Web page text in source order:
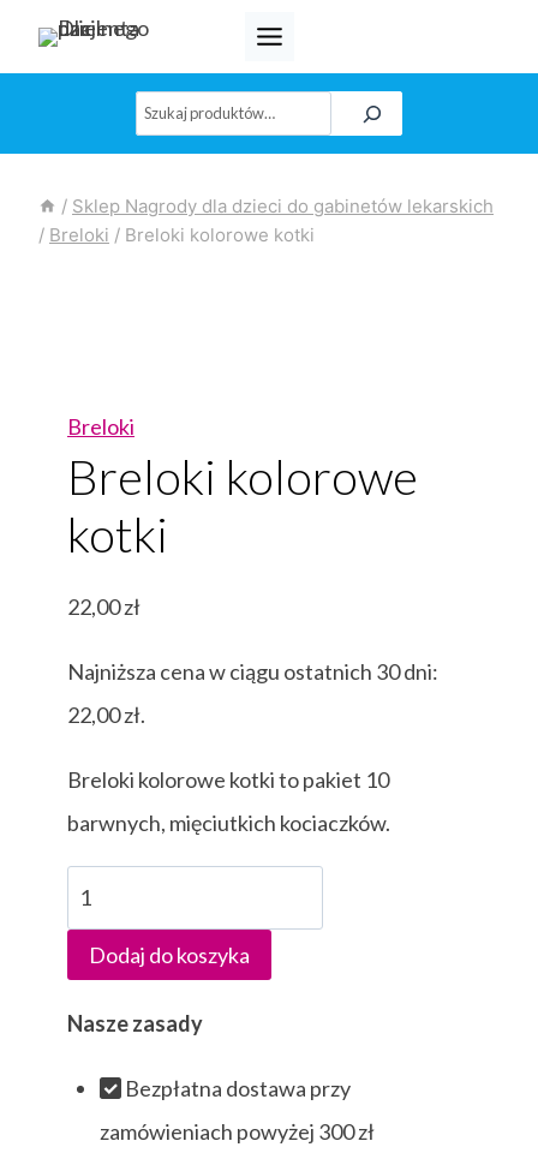
Przejdź
Szukaj
/ Sklep Nagrody dla dzieci do gabinetów lekarskich
/ Breloki / Breloki kolorowe kotki
Breloki
Breloki kolorowe
kotki
22,00zł
Najniższa cena w ciągu ostatnich 30 dni:
22,00zł.
Breloki kolorowe kotki to pakiet 10
barwnych, mięciutkich kociaczków.
ilość
Breloki
kolorowe
kotki
Dodaj do koszyka
Nasze zasady
Bezpłatna dostawa przy
zamówieniach powyżej 300 zł